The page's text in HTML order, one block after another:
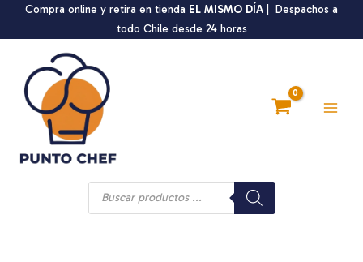
Compra online y retira en tienda EL MISMO DÍA | Despachos a
todo Chile desde 24 horas
Búsqueda
productos